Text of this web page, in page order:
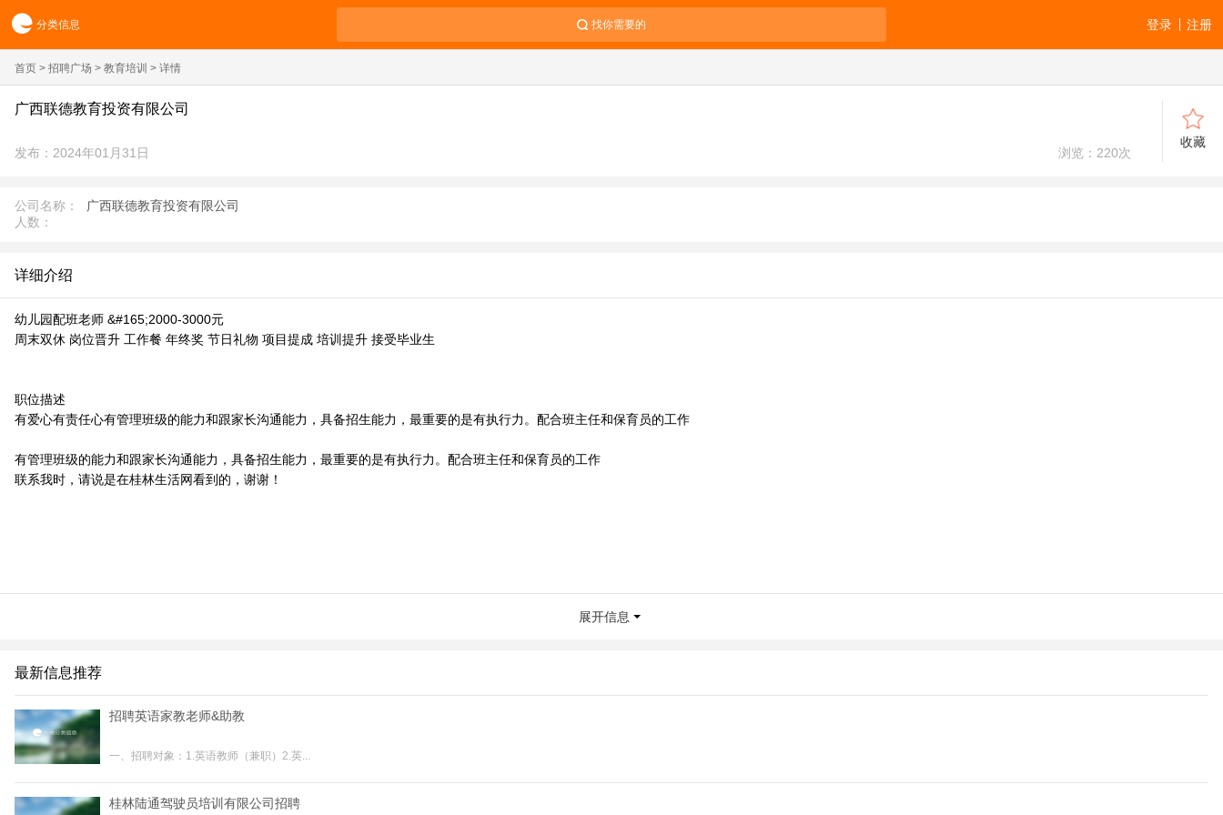
分类信息 找你需要的 注册
登录
首页 > 招聘广场 > 教育培训 > 详情
广西联德教育投资有限公司
发布：2024年01月31日 浏览： 220次
收藏
公司名称：
广西联德教育投资有限公司
人数：
详细介绍
幼儿园配班老师 &#165;2000-3000元
周末双休 岗位晋升 工作餐 年终奖 节日礼物 项目提成 培训提升 接受毕业生
职位描述
有爱心有责任心有管理班级的能力和跟家长沟通能力，具备招生能力，最重要的是有执行力。配合班主任和保育员的工作
有管理班级的能力和跟家长沟通能力，具备招生能力，最重要的是有执行力。配合班主任和保育员的工作
联系我时，请说是在桂林生活网看到的，谢谢！
展开信息
最新信息推荐
招聘英语家教老师&助教
一、招聘对象：1.英语教师（兼职）2.英...
桂林陆通驾驶员培训有限公司招聘